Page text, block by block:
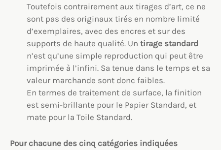
Toutefois contrairement aux tirages d’art, ce ne
sont pas des originaux tirés en nombre limité
d’exemplaires, avec des encres et sur des
supports de haute qualité. Un tirage standard
n’est qu’une simple reproduction qui peut être
imprimée à l’infini. Sa tenue dans le temps et sa
valeur marchande sont donc faibles.
En termes de traitement de surface, la finition
est semi-brillante pour le Papier Standard, et
mate pour la Toile Standard.
Pour chacune des cinq catégories indiquées